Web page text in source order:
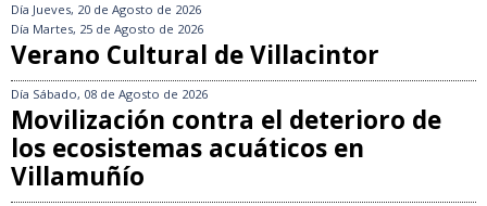
Día Jueves, 20 de Agosto de 2026
Día Martes, 25 de Agosto de 2026
Verano Cultural de Villacintor
Día Sábado, 08 de Agosto de 2026
Movilización contra el deterioro de
los ecosistemas acuáticos en
Villamuñío